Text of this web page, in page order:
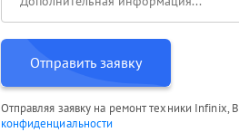
Отправить заявку
Отправляя заявку на ремонт техники Infinix,
конфиденциальности